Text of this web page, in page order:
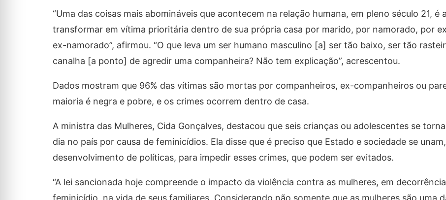
“Uma das coisas mais abomináveis que acontecem na relação humana, em pleno século 21, é
transformar em vítima prioritária dentro de sua própria casa por marido, por namorado, por
ex-namorado”, afirmou. “O que leva um ser humano masculino [a] ser tão baixo, ser tão
canalha [a ponto] de agredir uma companheira? Não tem explicação”, acrescentou.
Dados mostram que 96% das vítimas são mortas por companheiros, ex-companheiros ou
maioria é negra e pobre, e os crimes ocorrem dentro de casa.
A ministra das Mulheres, Cida Gonçalves, destacou que seis crianças ou adolescentes se
dia no país por causa de feminicídios. Ela disse que é preciso que Estado e sociedade se
desenvolvimento de políticas, para impedir esses crimes, que podem ser evitados.
“A lei sancionada hoje compreende o impacto da violência contra as mulheres, em
feminicídio, na vida de seus familiares. Considerando não somente que as mulheres são uma